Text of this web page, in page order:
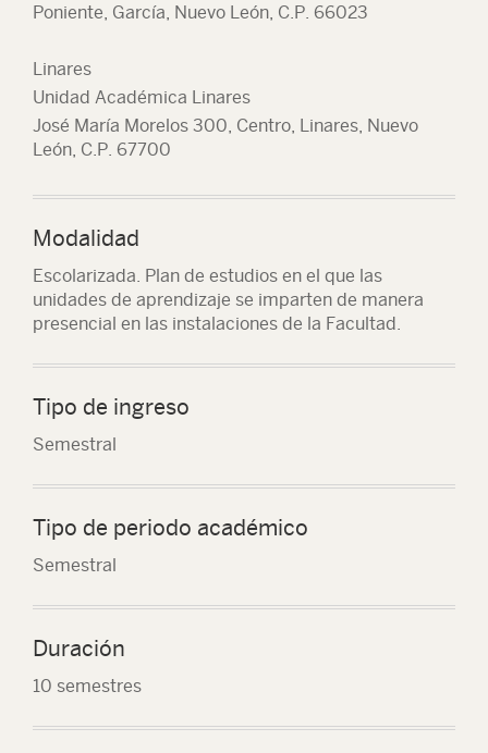
Poniente, García, Nuevo León, C.P. 66023
Linares
Unidad Académica Linares
José María Morelos 300, Centro, Linares, Nuevo
León, C.P. 67700
Modalidad
Escolarizada. Plan de estudios en el que las
unidades de aprendizaje se imparten de manera
presencial en las instalaciones de la Facultad.
Tipo de ingreso
Semestral
Tipo de periodo académico
Semestral
Duración
10 semestres